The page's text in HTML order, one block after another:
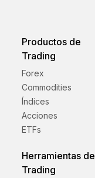
Productos de
Trading
Forex
Commodities
Índices
Acciones
ETFs
Herramientas de
Trading